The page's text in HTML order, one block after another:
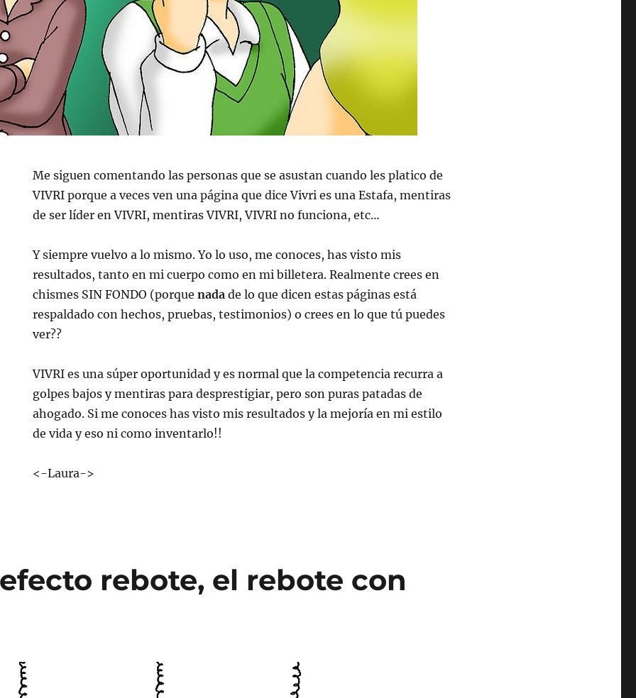
Me siguen comentando las personas que se asustan cuando les platico de
VIVRI porque a veces ven una página que dice Vivri es una Estafa, mentiras
de ser líder en VIVRI, mentiras VIVRI, VIVRI no funciona, etc…
Y siempre vuelvo a lo mismo. Yo lo uso, me conoces, has visto mis
resultados, tanto en mi cuerpo como en mi billetera. Realmente crees en
chismes SIN FONDO (porquenada de lo que dicen estas páginas está
respaldado con hechos, pruebas, testimonios) o crees en lo que tú puedes
ver??
VIVRI es una súper oportunidad y es normal que la competencia recurra a
golpes bajos y mentiras para desprestigiar, pero son puras patadas de
ahogado. Si me conoces has visto mis resultados y la mejoría en mi estilo
de vida y eso ni como inventarlo!!
<-Laura->
rebote, el rebote con